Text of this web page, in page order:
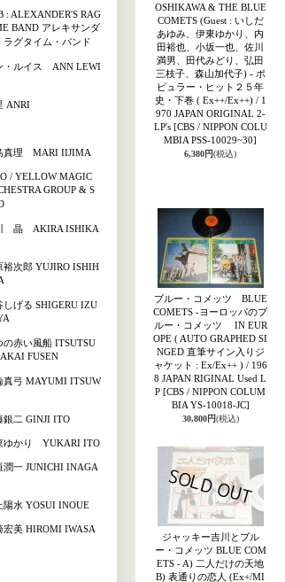
: ALEXANDER'S RAG
BAND アレキサンダ
ラグタイム・バンド
・ルイス ANN LEWI
ANRI
真理 MARI IIJIMA
/ YELLOW MAGIC
GROUP & S
晶 AKIRA ISHIKA
裕次郎 YUJIRO ISHIH
しげる SHIGERU IZU
の赤い風船 ITSUTSU
FUSEN
真弓 MAYUMI ITSUW
銀二 GINJI ITO
ゆかり YUKARI ITO
潤一 JUNICHI INAGA
陽水 YOSUI INOUE
宏美 HIROMI IWASA
OSHIKAWA & THE BLUE
COMETS (Guest : いしだ
あゆみ、伊東ゆかり、内
田裕也、小坂一也、佐川
満男、田代みどり、弘田
三枝子、森山加代子) - ポ
ピュラー・ヒット２５年
史・下巻 ( Ex++/Ex++) / 1
970 JAPAN ORIGINAL 2-
LP's [CBS / NIPPON COLU
MBIA PSS-10029~30]
6,380円(税込)
ブルー・コメッツ BLUE
COMETS -ヨーロッパのブ
ルー・コメッツ IN EUR
OPE ( AUTO GRAPHED SI
NGED 直筆サイン入りジ
ャケット : Ex/Ex++ ) / 196
8 JAPAN RIGINAL Used L
P [CBS / NIPPON COLUM
BIA YS-10018-JC]
30,800円(税込)
ジャッキー吉川とブル
ー・コメッツ BLUE COM
ETS - A) 二人だけの天地
B) 表通りの恋人 (Ex+/MI